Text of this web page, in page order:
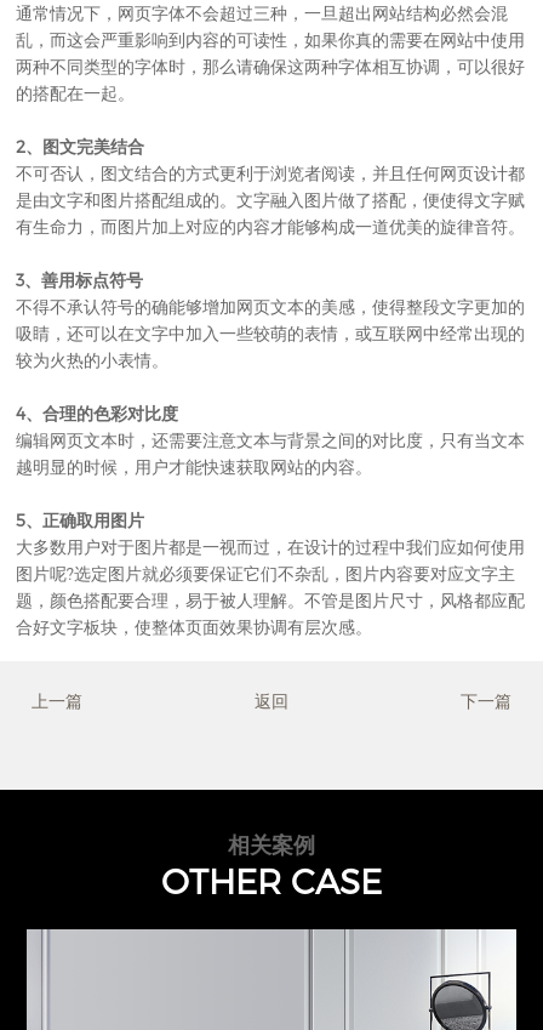
通常情况下，网页字体不会超过三种，一旦超出网站结构必然会混
乱，而这会严重影响到内容的可读性，如果你真的需要在网站中使用
两种不同类型的字体时，那么请确保这两种字体相互协调，可以很好
的搭配在一起。
2、图文完美结合
不可否认，图文结合的方式更利于浏览者阅读，并且任何网页设计都
是由文字和图片搭配组成的。文字融入图片做了搭配，便使得文字赋
有生命力，而图片加上对应的内容才能够构成一道优美的旋律音符。
3、善用标点符号
不得不承认符号的确能够增加网页文本的美感，使得整段文字更加的
吸睛，还可以在文字中加入一些较萌的表情，或互联网中经常出现的
较为火热的小表情。
4、合理的色彩对比度
编辑网页文本时，还需要注意文本与背景之间的对比度，只有当文本
越明显的时候，用户才能快速获取网站的内容。
5、正确取用图片
大多数用户对于图片都是一视而过，在设计的过程中我们应如何使用
图片呢?选定图片就必须要保证它们不杂乱，图片内容要对应文字主
题，颜色搭配要合理，易于被人理解。不管是图片尺寸，风格都应配
合好文字板块，使整体页面效果协调有层次感。
上一篇 下一篇
返回
相关案例
OTHER CASE